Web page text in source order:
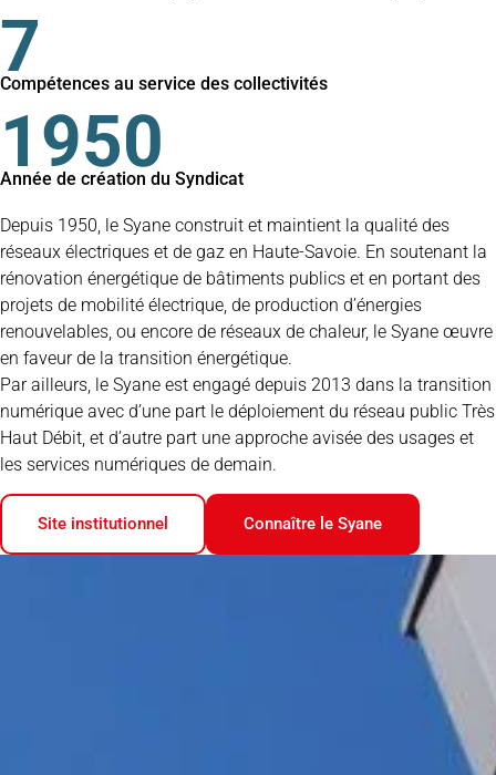
7
Compétences au service des collectivités
1950
Année de création du Syndicat
Depuis 1950, le Syane construit et maintient la qualité des
réseaux électriques et de gaz en Haute-Savoie. En soutenant la
rénovation énergétique de bâtiments publics et en portant des
projets de mobilité électrique, de production d’énergies
renouvelables, ou encore de réseaux de chaleur, le Syane œuvre
en faveur de la transition énergétique.
Par ailleurs, le Syane est engagé depuis 2013 dans la transition
numérique avec d’une part le déploiement du réseau public Très
Haut Débit, et d’autre part une approche avisée des usages et
les services numériques de demain.
Site institutionnel Connaître le Syane